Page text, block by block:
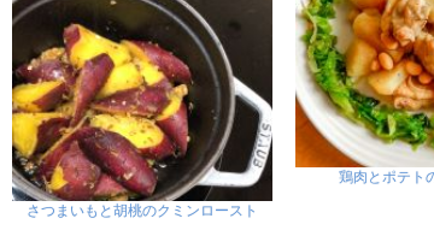
さつまいもと胡桃のクミンロースト
鶏肉とポテト